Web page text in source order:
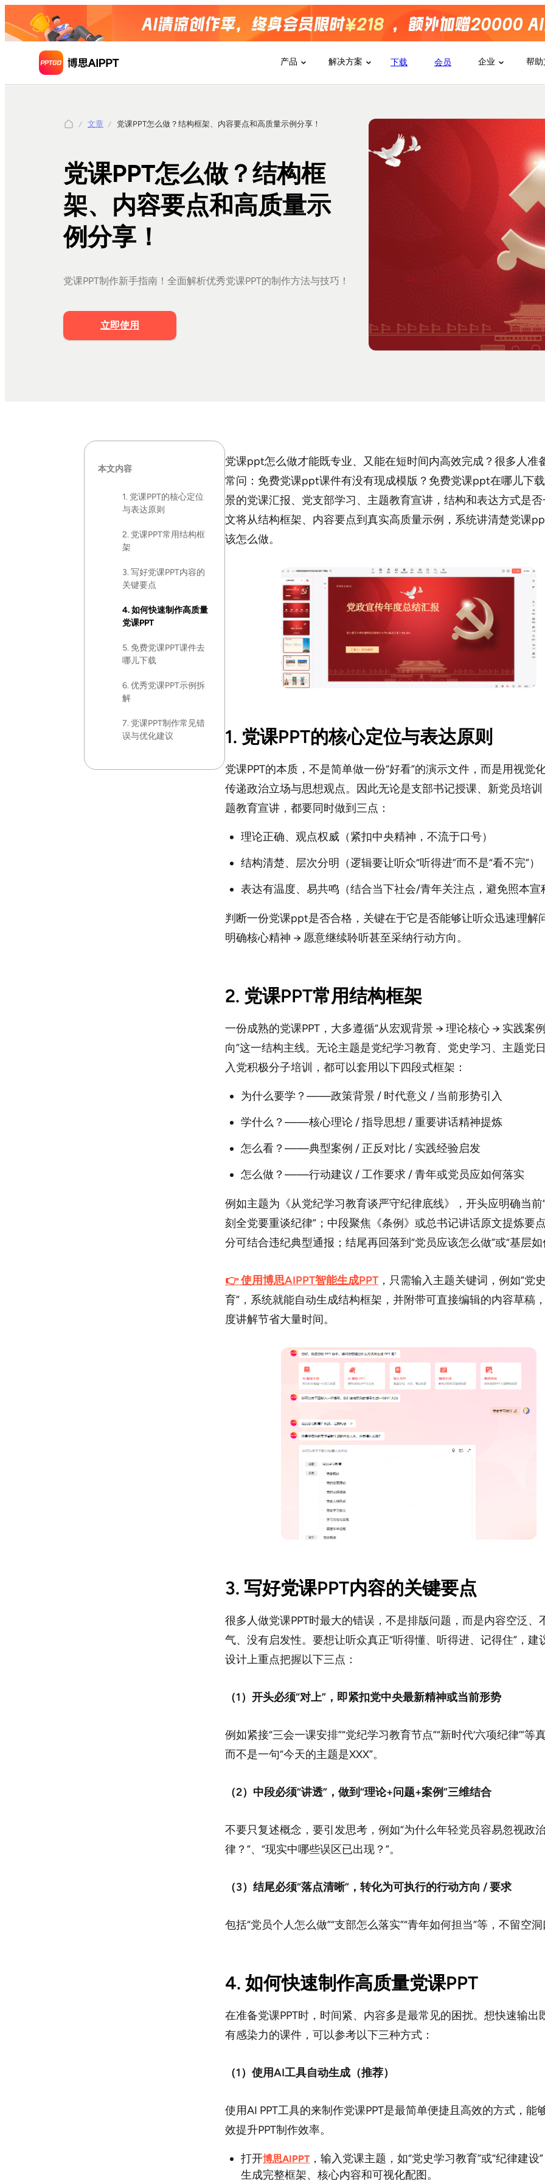
产品 解决方案 下载 会员 企业 帮
文章 党课PPT怎么做？结构框架、内容要点和高质量示例分享！
党课PPT怎么做？结构框
架、内容要点和高质量示
例分享！
党课PPT制作新手指南！全面解析优秀党课PPT的制作方法与技巧！
立即使用
本文内容
1. 党课PPT的核心定位
与表达原则
2. 党课PPT常用结构框
架
3. 写好党课PPT内容的
关键要点
4. 如何快速制作高质量
党课PPT
5. 免费党课PPT课件去
哪儿下载
6. 优秀党课PPT示例拆
解
7. 党课PPT制作常见错
误与优化建议
党课ppt怎么做才能既专业、又能在短时间内高效完成？很多人准
常问：免费党课ppt课件有没有现成模版？免费党课ppt在哪儿下
景的党课汇报、党支部学习、主题教育宣讲，结构和表达方式是
文将从结构框架、内容要点到真实高质量示例，系统讲清楚党课
该怎么做。
1. 党课PPT的核心定位与表达原则
党课PPT的本质，不是简单做一份“好看”的演示文件，而是用视觉
传递政治立场与思想观点。因此无论是支部书记授课、新党员培
题教育宣讲，都要同时做到三点：
理论正确、观点权威（紧扣中央精神，不流于口号）
结构清楚、层次分明（逻辑要让听众“听得进”而不是“看不完”）
表达有温度、易共鸣（结合当下社会/青年关注点，避免照本宣
判断一份党课ppt是否合格，关键在于它是否能够让听众迅速理解
明确核心精神 → 愿意继续聆听甚至采纳行动方向。
2. 党课PPT常用结构框架
一份成熟的党课PPT，大多遵循“从宏观背景 → 理论核心 → 实践案
向”这一结构主线。无论主题是党纪学习教育、党史学习、主题党
入党积极分子培训，都可以套用以下四段式框架：
为什么要学？——政策背景 / 时代意义 / 当前形势引入
学什么？——核心理论 / 指导思想 / 重要讲话精神提炼
怎么看？——典型案例 / 正反对比 / 实践经验启发
怎么做？——行动建议 / 工作要求 / 青年或党员应如何落实
例如主题为《从党纪学习教育谈严守纪律底线》，开头应明确当前
刻全党要重谈纪律”；中段聚焦《条例》或总书记讲话原文提炼要
分可结合违纪典型通报；结尾再回落到“党员应该怎么做”或“基层如
👉 使用博思AIPPT智能生成PPT ，只需输入主题关键词，例如“党
育”，系统就能自动生成结构框架，并附带可直接编辑的内容草稿
度讲解节省大量时间。
3. 写好党课PPT内容的关键要点
很多人做党课PPT时最大的错误，不是排版问题，而是内容空泛、
气、没有启发性。要想让听众真正“听得懂、听得进、记得住”，建
设计上重点把握以下三点：
（1）开头必须“对上”，即紧扣党中央最新精神或当前形势
例如紧接“三会一课安排”“党纪学习教育节点”“新时代‘六项纪律’”等
而不是一句“今天的主题是XXX”。
（2）中段必须“讲透”，做到“理论+问题+案例”三维结合
不要只复述概念，要引发思考，例如“为什么年轻党员容易忽视政
律？”、“现实中哪些误区已出现？”。
（3）结尾必须“落点清晰”，转化为可执行的行动方向 / 要求
包括“党员个人怎么做”“支部怎么落实”“青年如何担当”等，不留空
4. 如何快速制作高质量党课PPT
在准备党课PPT时，时间紧、内容多是最常见的困扰。想快速输出
有感染力的课件，可以参考以下三种方式：
（1）使用AI工具自动生成（推荐）
使用AI PPT工具的来制作党课PPT是最简单便捷且高效的方式，能
效提升PPT制作效率。
打开博思AIPPT，输入党课主题，如“党史学习教育”或“纪律建设
生成完整框架、核心内容和可视化配图。